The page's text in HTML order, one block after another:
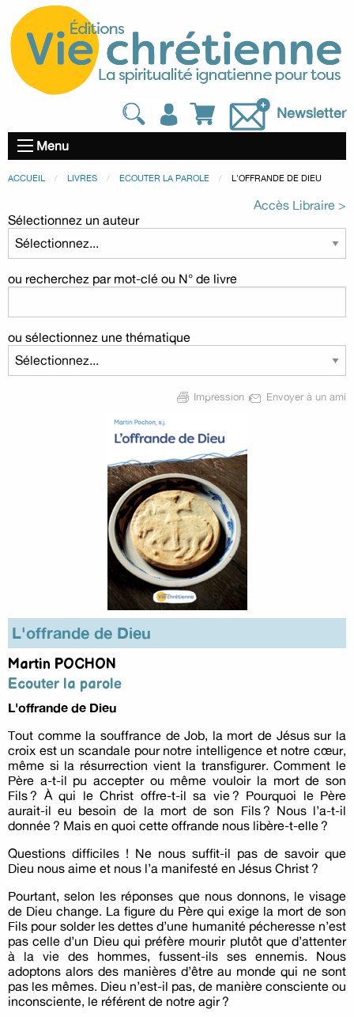
Newsletter
Menu
ACCUEIL LIVRES ECOUTER LA PAROLE L'OFFRANDE DE DIEU
Accès Libraire >
Sélectionnez un auteur
ou recherchez par mot-clé ou N° de livre
ou sélectionnez une thématique
Impression Envoyer à un ami
L'offrande de Dieu
Martin POCHON
Ecouter la parole
L'offrande de Dieu
Tout comme la souffrance de Job, la mort de Jésus sur la
croix est un scandale pour notre intelligence et notre cœur,
même si la résurrection vient la transfigurer. Comment le
Père a-t-il pu accepter ou même vouloir la mort de son
Fils ? À qui le Christ offre-t-il sa vie ? Pourquoi le Père
aurait-il eu besoin de la mort de son Fils ? Nous l’a-t-il
donnée ? Mais en quoi cette offrande nous libère-t-elle ?
Questions difﬁciles ! Ne nous sufﬁt-il pas de savoir que
Dieu nous aime et nous l’a manifesté en Jésus Christ ?
Pourtant, selon les réponses que nous donnons, le visage
de Dieu change. La ﬁgure du Père qui exige la mort de son
Fils pour solder les dettes d’une humanité pécheresse n’est
pas celle d’un Dieu qui préfère mourir plutôt que d’attenter
à la vie des hommes, fussent-ils ses ennemis. Nous
adoptons alors des manières d’être au monde qui ne sont
pas les mêmes. Dieu n’est-il pas, de manière consciente ou
inconsciente, le référent de notre agir ?